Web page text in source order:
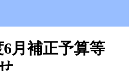
月補正予算等